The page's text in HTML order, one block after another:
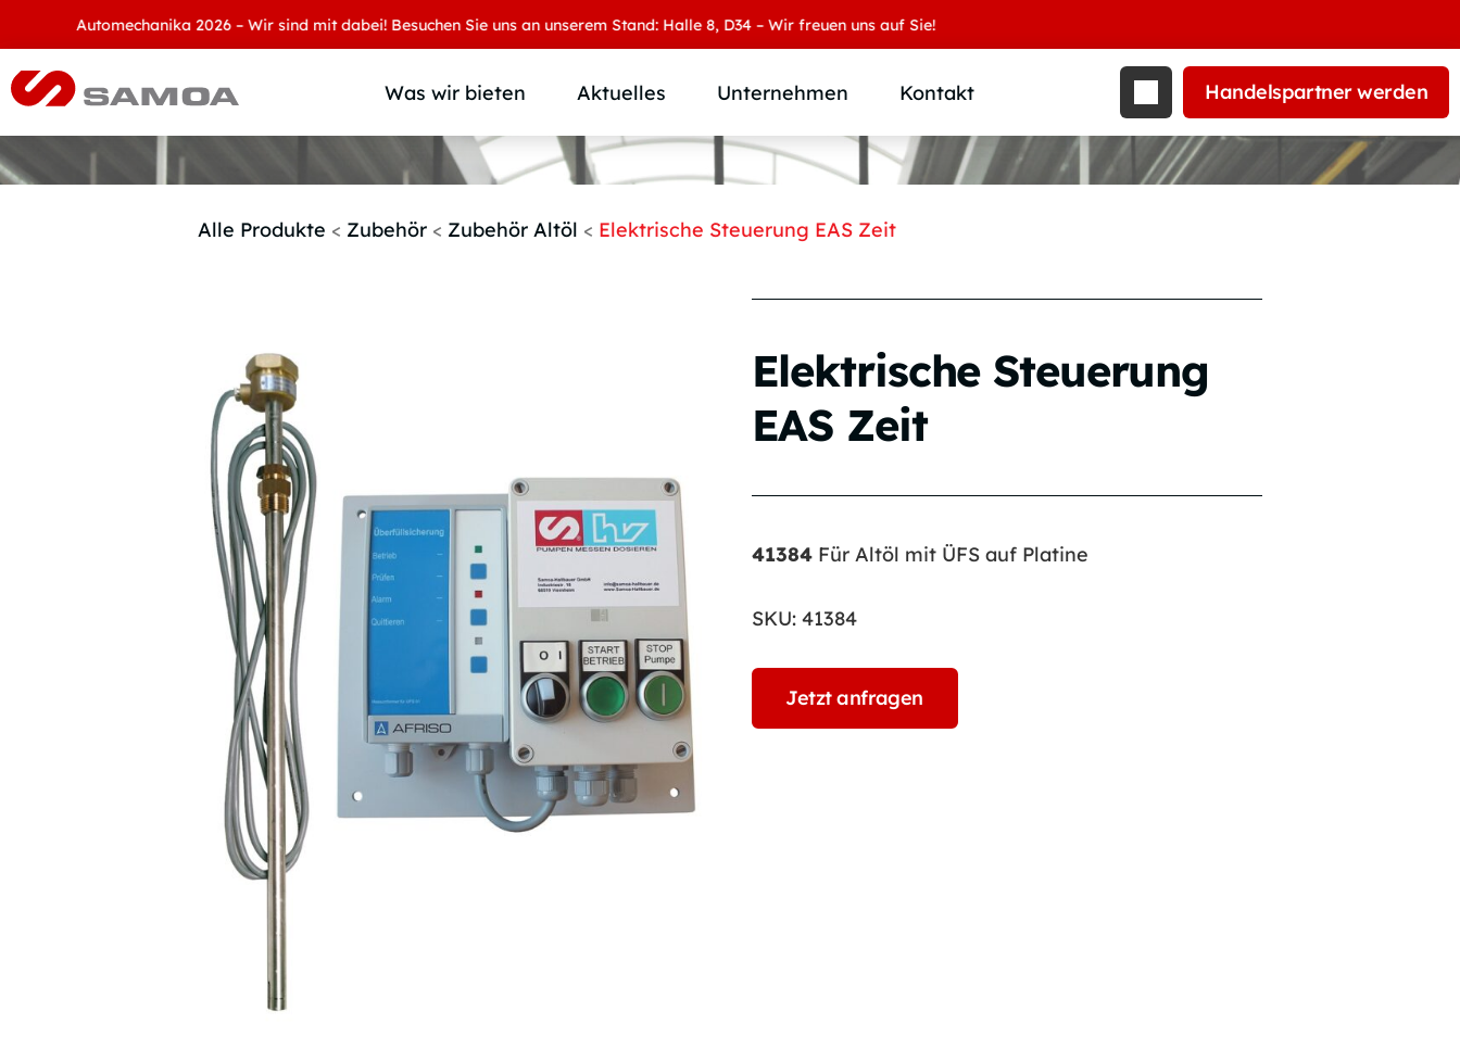
Automechanika 2026 – Wir sind mit dabei! Besuchen Sie uns an unserem Stand: Halle 8, D34 – Wir freuen uns auf Sie!
Was wir bieten
Produktübersicht
Produktkategorie
Branchen und Märkte
Aktuelles Unternehmen
Wer wir sind
SAMOA Gruppe
Downloads
Kontakt Handelspartner werden
Alle Produkte < Zubehör < Zubehör Altöl < Elektrische Steuerung EAS Zeit
Elektrische Steuerung
EAS Zeit
41384Für Altöl mit ÜFS auf Platine
SKU: 41384
Jetzt anfragen